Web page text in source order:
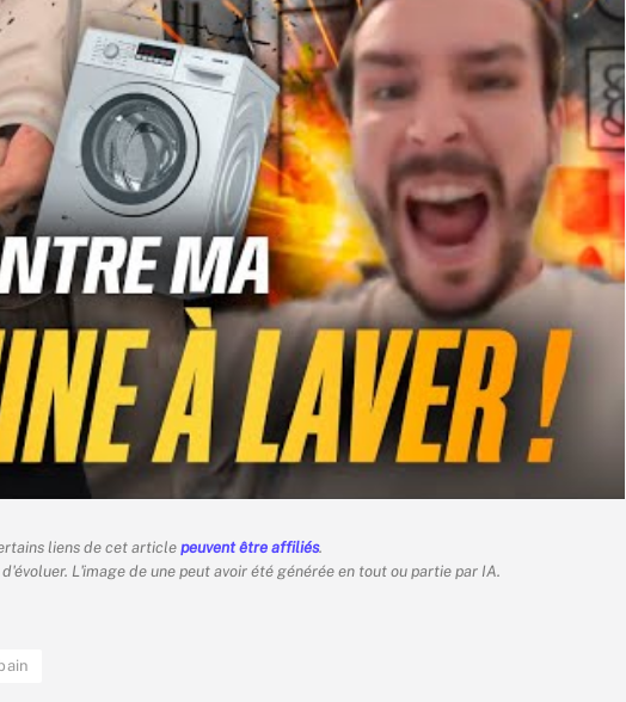
liens de cet articlepeuvent être affiliés.
L'image de une peut avoir été générée en tout ou partie par IA.